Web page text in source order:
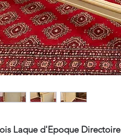
Laque d'Epoque Directoire